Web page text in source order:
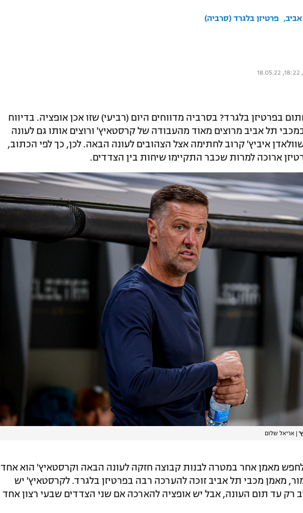
פרטיזן בלגרד (סרביה)
בפרטיזן בלגרד? בסרביה מדווחים היום (רביעי) שזו אכן אופציה. בדיווח
תל אביב מרוצים מאוד מהעבודה של קרסטאיץ' ורוצים אותו גם לעונה
איביץ' קרוב לחתימה אצל הצהובים לעונה הבאה. לכן, כך לפי הכתוב,
ארוכה למרות שכבר התקיימו שיחות בין הצדדים.
| אריאל שלום
לחפש מאמן אחר במטרה לבנות קבוצה חזקה לעונה הבאה וקרסטאיץ' הוא אחד
מאמן מכבי תל אביב זוכה להערכה רבה בפרטיזן בלגרד. לקרסטאיץ' יש
רק עד תום העונה, אבל יש אופציה להארכה אם שני הצדדים שבעי רצון אחד